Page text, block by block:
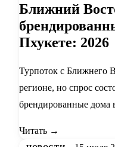
Ближний
Пхукете: 2026
Турпоток с Ближнего
регионе, но спрос
брендированные дома
Читать →